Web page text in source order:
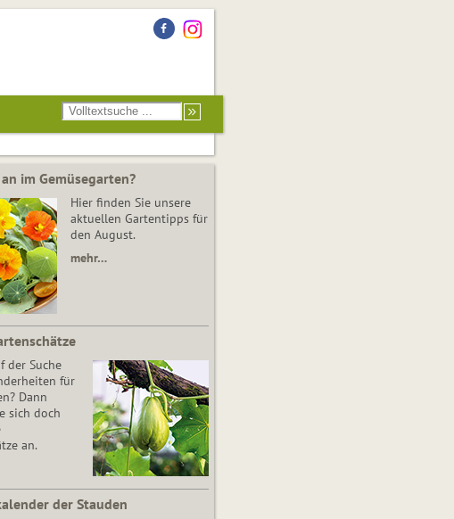
im Gemüsegarten?
Hier finden Sie unsere
aktuellen Gartentipps für
den August.
mehr…
der Suche
für
Dann
sich doch
an.
der Stauden